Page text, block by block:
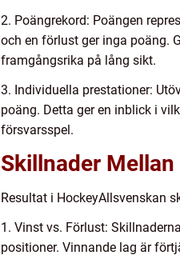
2. Poängrekord: Poängen
och en förlust ger inga poäng.
framgångsrika på lång sikt.
3. Individuella prestationer:
poäng. Detta ger en inblick i
försvarsspel.
Skillnader
Resultat i HockeyAllsvenskan
1. Vinst vs. Förlust:
positioner. Vinnande lag är